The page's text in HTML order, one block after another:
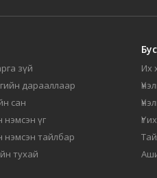
зүй
дарааллаар
сан
үг
нэмсэн тайлбар
тухай
Их
Үг